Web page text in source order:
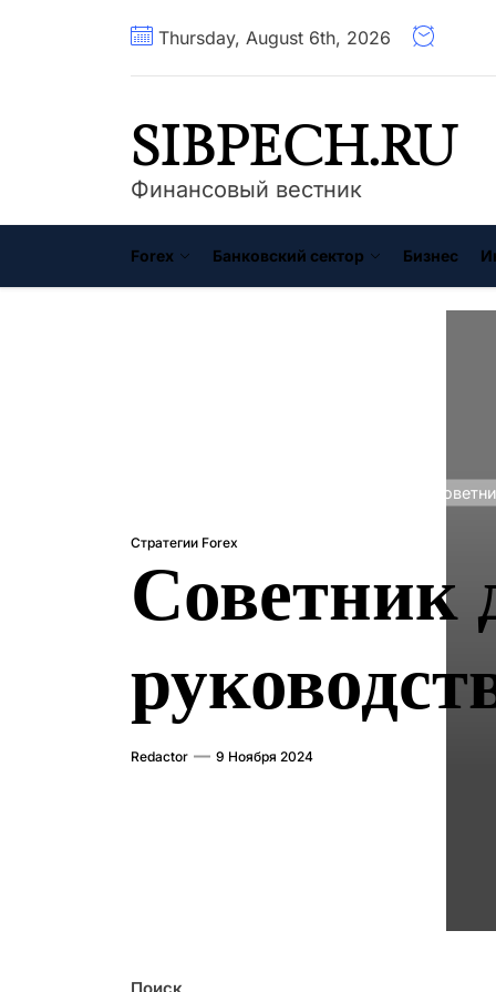
Thursday, August 6th, 2026
SIBPECH.RU
Финансовый вестник
Forex Банковский сектор Бизнес
Стратегии Forex
Советник
Redactor 9 Ноября 2024